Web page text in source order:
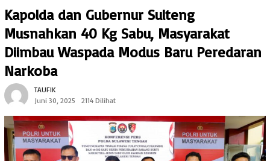
Kapolda dan Gubernur Sulteng
Musnahkan 40 Kg Sabu, Masyarakat
Diimbau Waspada Modus Baru Peredaran
Narkoba
TAUFIK
Juni 30, 2025
2114 Dilihat